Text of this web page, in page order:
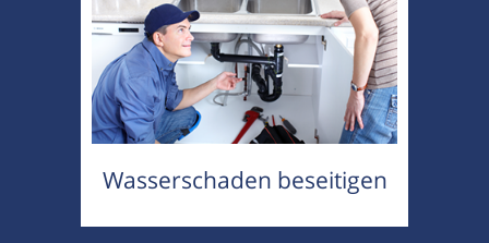
Wasserschaden beseitigen